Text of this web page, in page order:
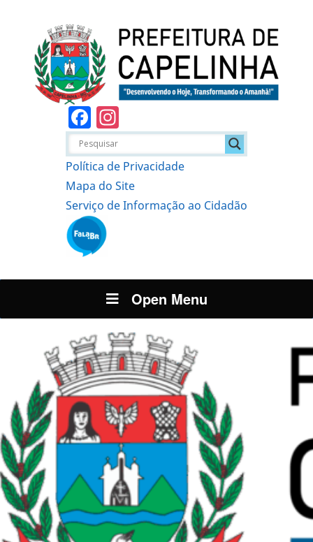
Facebook
Política de Privacidade
Mapa do Site
Serviço de Informação ao Cidadão
Open Menu